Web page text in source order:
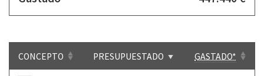
CONCEPTO PRESUPUESTADO GASTADO*